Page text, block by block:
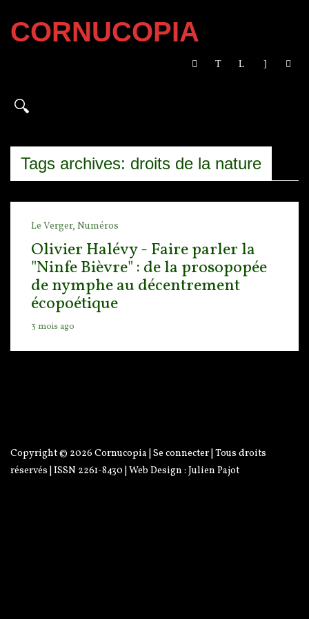
CORNUCOPIA
Tags archives: droits de la nature
Le Verger, Numéros
Olivier Halévy - Faire parler la
"Ninfe Bièvre" : de la prosopopée
de nymphe au décentrement
écopoétique
3 mois ago
Copyright © 2026 Cornucopia Se connecter | Tous droits
réservés | ISSN 2261-8430 | Web Design : Julien Pajot